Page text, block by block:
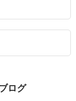
ログ